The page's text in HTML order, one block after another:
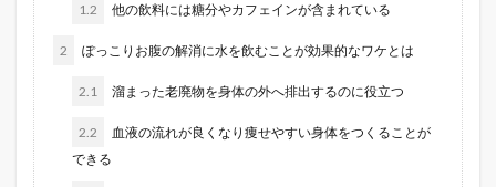
1.2 他の飲料には糖分やカフェインが含まれている
2 ぽっこりお腹の解消に水を飲むことが効果的なワケとは
2.1 溜まった老廃物を身体の外へ排出するのに役立つ
2.2
血液の流れが良くなり痩せやすい身体をつくることが
できる